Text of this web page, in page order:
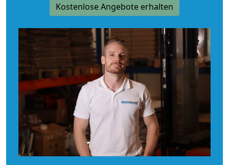
Kostenlose Angebote erhalten